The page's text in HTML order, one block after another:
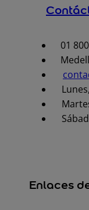
01
Enlaces